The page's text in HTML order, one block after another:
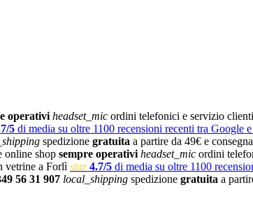
operativi headset_mic ordini telefonici e servizio clienti
5 di media su oltre 1100 recensioni recenti tra Google
spedizione gratuita a partire da 49€ e
online shop sempre operativi headset_mic ordini
vetrine a Forlì star 4.7/5 di media su oltre 1100
56 31 907 local_shipping spedizione gratuita a